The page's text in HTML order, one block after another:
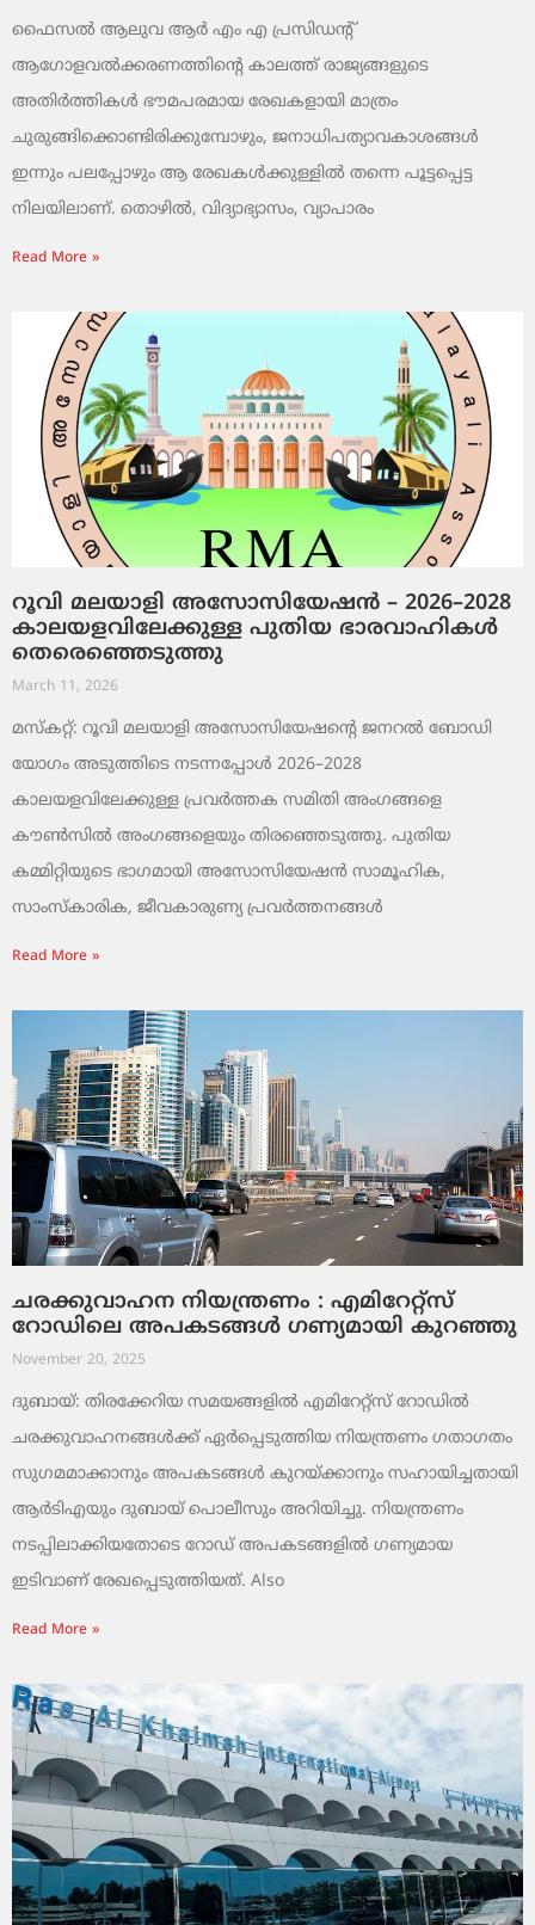
ഫൈസൽ ആലുവ ആർ എം എ പ്രസിഡന്റ്
ആഗോളവൽക്കരണത്തിന്റെ കാലത്ത് രാജ്യങ്ങളുടെ
അതിർത്തികൾ ഭൗമപരമായ രേഖകളായി മാത്രം
ചുരുങ്ങിക്കൊണ്ടിരിക്കുമ്പോഴും, ജനാധിപത്യാവകാശങ്ങൾ
ഇന്നും പലപ്പോഴും ആ രേഖകൾക്കുള്ളിൽ തന്നെ പൂട്ടപ്പെട്ട
നിലയിലാണ്. തൊഴിൽ, വിദ്യാഭ്യാസം, വ്യാപാരം
Read More »
റൂവി മലയാളി അസോസിയേഷൻ – 2026–2028
കാലയളവിലേക്കുള്ള പുതിയ ഭാരവാഹികൾ
തെരെഞ്ഞെടുത്തു
March 11, 2026
മസ്കറ്റ്: റൂവി മലയാളി അസോസിയേഷന്റെ ജനറൽ ബോഡി
യോഗം അടുത്തിടെ നടന്നപ്പോൾ 2026–2028
കാലയളവിലേക്കുള്ള പ്രവർത്തക സമിതി അംഗങ്ങളെ
കൗൺസിൽ അംഗങ്ങളെയും തിരഞ്ഞെടുത്തു. പുതിയ
കമ്മിറ്റിയുടെ ഭാഗമായി അസോസിയേഷൻ സാമൂഹിക,
സാംസ്‌കാരിക, ജീവകാരുണ്യ പ്രവർത്തനങ്ങൾ
Read More »
ചരക്കുവാഹന നിയന്ത്രണം : എമിറേറ്റ്സ്
റോഡിലെ അപകടങ്ങൾ ഗണ്യമായി കുറഞ്ഞു
November 20, 2025
ദുബായ്: തിരക്കേറിയ സമയങ്ങളിൽ എമിറേറ്റ്സ് റോഡിൽ
ചരക്കുവാഹനങ്ങൾക്ക് ഏർപ്പെടുത്തിയ നിയന്ത്രണം ഗതാഗതം
സുഗമമാക്കാനും അപകടങ്ങൾ കുറയ്ക്കാനും സഹായിച്ചതായി
ആർടിഎയും ദുബായ് പൊലീസും അറിയിച്ചു. നിയന്ത്രണം
നടപ്പിലാക്കിയതോടെ റോഡ് അപകടങ്ങളിൽ ഗണ്യമായ
ഇടിവാണ് രേഖപ്പെടുത്തിയത്. Also
Read More »